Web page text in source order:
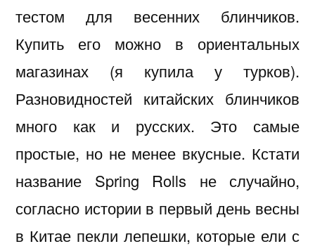
тестом для весенних блинчиков.
Купить его можно в ориентальных
магазинах (я купила у турков).
Разновидностей китайских блинчиков
много как и русских. Это самые
простые, но не менее вкусные. Кстати
название Spring Rolls не случайно,
согласно истории в первый день весны
в Китае пекли лепешки, которые ели с